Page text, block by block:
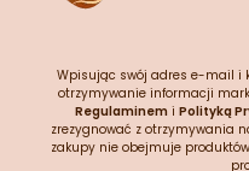
Wpisując swój adres e-mail i
otrzymywanie informacji
Regulaminem i Polityką
zrezygnować z otrzymywania
zakupy nie obejmuje